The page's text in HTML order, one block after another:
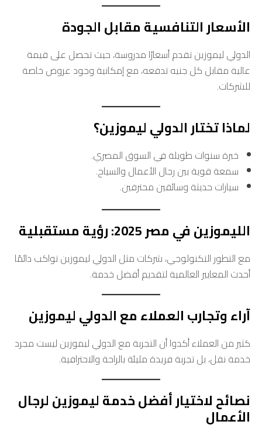
الأسعار التنافسية مقابل الجودة
الدولي ليموزين تقدم أسعارًا مدروسة، حيث تحصل على قيمة
عالية مقابل كل جنيه تدفعه، مع إمكانية وجود عروض خاصة
للشركات.
لماذا تختار الدولي ليموزين؟
خبرة سنوات طويلة في السوق المصري.
سمعة قوية بين رجال الأعمال والسياح.
سيارات حديثة وسائقين محترفين.
الليموزين في مصر 2025: رؤية مستقبلية
مع التطور التكنولوجي، شركات مثل الدولي ليموزين تواكب دائمًا
أحدث المعايير العالمية لتقديم أفضل خدمة.
آراء وتجارب العملاء مع الدولي ليموزين
كثير من العملاء أكدوا أن التجربة مع الدولي ليموزين ليست مجرد
خدمة نقل، بل تجربة فريدة مليئة بالراحة والاحترافية.
نصائح لاختيار أفضل خدمة ليموزين لرجال
الأعمال